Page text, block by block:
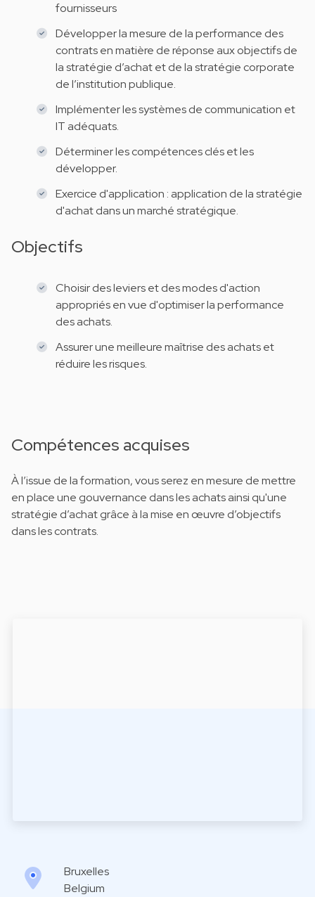
fournisseurs
Développer la mesure de la performance des
contrats en matière de réponse aux objectifs de
la stratégie d’achat et de la stratégie corporate
de l’institution publique.
Implémenter les systèmes de communication et
IT adéquats.
Déterminer les compétences clés et les
développer.
Exercice d'application : application de la stratégie
d'achat dans un marché stratégique.
Objectifs
Choisir des leviers et des modes d'action
appropriés en vue d'optimiser la performance
des achats.
Assurer une meilleure maîtrise des achats et
réduire les risques.
Compétences acquises
À l’issue de la formation, vous serez en mesure de mettre
en place une gouvernance dans les achats ainsi qu'une
stratégie d’achat grâce à la mise en œuvre d’objectifs
dans les contrats.
Bruxelles
Belgium